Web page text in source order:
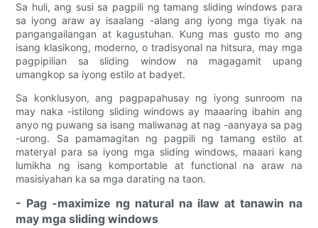
Sa huli, ang susi sa pagpili ng tamang sliding windows para
sa iyong araw ay isaalang -alang ang iyong mga tiyak na
pangangailangan at kagustuhan. Kung mas gusto mo ang
isang klasikong, moderno, o tradisyonal na hitsura, may mga
pagpipilian sa sliding window na magagamit upang
umangkop sa iyong estilo at badyet.
Sa konklusyon, ang pagpapahusay ng iyong sunroom na
may naka -istilong sliding windows ay maaaring ibahin ang
anyo ng puwang sa isang maliwanag at nag -aanyaya sa pag
-urong. Sa pamamagitan ng pagpili ng tamang estilo at
materyal para sa iyong mga sliding windows, maaari kang
lumikha ng isang komportable at functional na araw na
masisiyahan ka sa mga darating na taon.
- Pag -maximize ng natural na ilaw at tanawin na
may mga sliding windows